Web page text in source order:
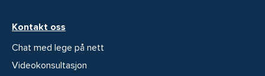
Kontakt oss
Chat med lege på nett
Videokonsultasjon